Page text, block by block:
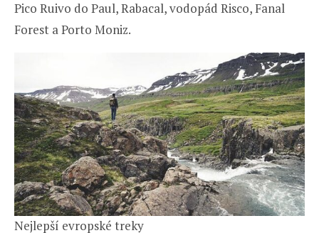
Pico Ruivo do Paul, Rabacal, vodopád Risco, Fanal
Forest a Porto Moniz.
Nejlepší evropské treky